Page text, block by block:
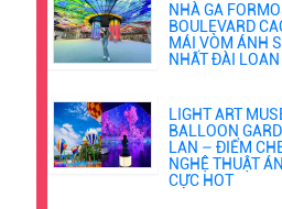
NHÀ GA
BOULEVARD
MÁI VÒM ÁNH
NHẤT ĐÀI LOAN
LIGHT ART
BALLOON
LAN – ĐIỂM
NGHỆ THUẬT
CỰC HOT